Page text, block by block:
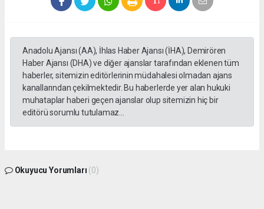
Anadolu Ajansı (AA), İhlas Haber Ajansı (İHA), Demirören
Haber Ajansı (DHA) ve diğer ajanslar tarafından eklenen tüm
haberler, sitemizin editörlerinin müdahalesi olmadan ajans
kanallarından çekilmektedir. Bu haberlerde yer alan hukuki
muhataplar haberi geçen ajanslar olup sitemizin hiç bir
editörü sorumlu tutulamaz...
Okuyucu Yorumları (0)